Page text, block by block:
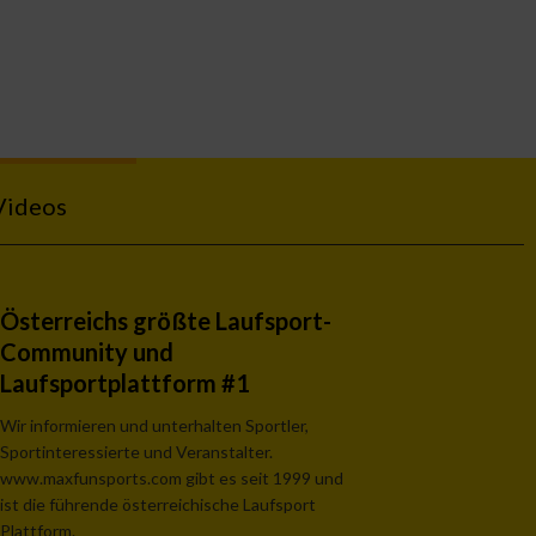
Österreichs größte Laufsport-
Community und
Laufsportplattform #1
Wir informieren und unterhalten Sportler,
Sportinteressierte und Veranstalter.
www.maxfunsports.com gibt es seit 1999 und
ist die führende österreichische Laufsport
Plattform.